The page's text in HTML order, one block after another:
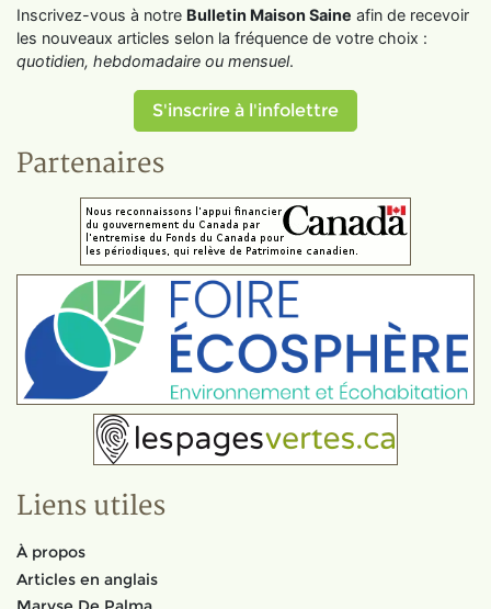
Inscrivez-vous à notre Bulletin Maison Saine afin de recevoir
les nouveaux articles selon la fréquence de votre choix :
quotidien, hebdomadaire ou mensuel.
S'inscrire à l'infolettre
Partenaires
Liens utiles
À propos
Articles en anglais